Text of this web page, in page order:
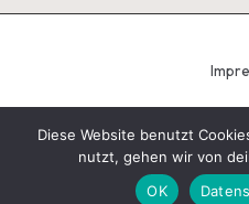
Copyright 2026 — Tobias
reserved. Bloglo
Diese Website benutzt
nutzt, gehen wir von
OK